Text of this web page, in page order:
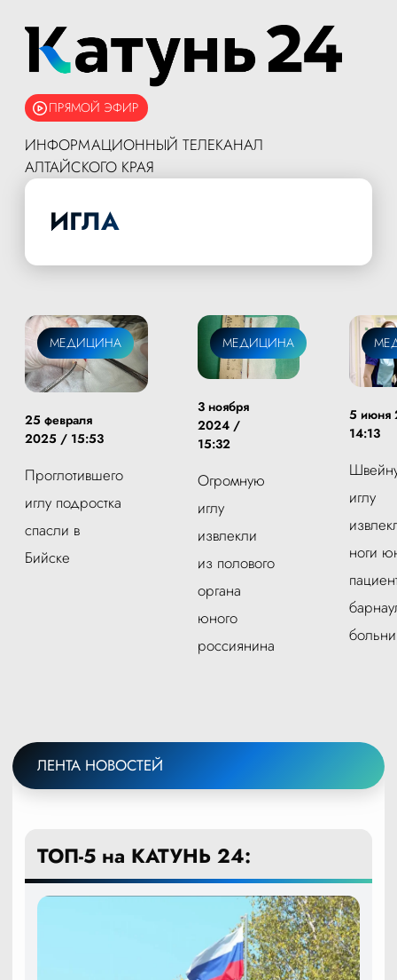
ПРЯМОЙ ЭФИР
ИНФОРМАЦИОННЫЙ ТЕЛЕКАНАЛ
АЛТАЙСКОГО КРАЯ
ИГЛА
МЕДИЦИНА
25 февраля
2025 / 15:53
Проглотившего
иглу подростка
спасли в
Бийске
МЕДИЦИНА
3 ноября
2024 /
15:32
Огромную
иглу
извлекли
из полового
органа
юного
россиянина
5 июня
14:13
иглу
ноги
ЛЕНТА НОВОСТЕЙ
ТОП-5 на КАТУНЬ 24: